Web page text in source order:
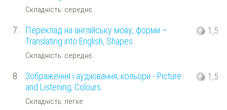
Складність: середнє
7.
Переклад на англійську мову, форми –
Translating into English, Shapes
Складність: середнє
1,5
8.
Зображення і аудіювання, кольори - Picture
and Listening, Colours
Складність: легке
1,5